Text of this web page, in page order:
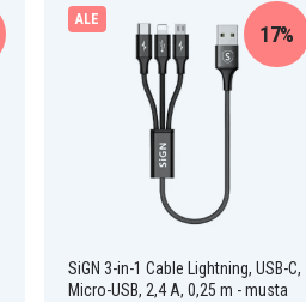
ALE
SiGN 3-in-1 Cable Lightning, USB-C,
Micro-USB, 2,4 A, 0,25 m - musta
17%